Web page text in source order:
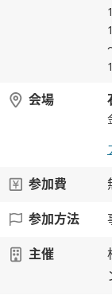
会場
参加費
参加方法
主催